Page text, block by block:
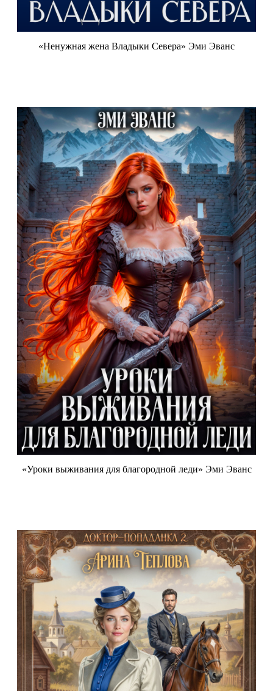
«Ненужная жена Владыки Севера» Эми Эванс
«Уроки выживания для благородной леди» Эми Эванс